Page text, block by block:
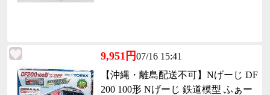
9,951円07/16 15:41
【沖縄・離島配送不可】Nげーじ DF
200 100形 Nげーじ 鉄道模型 ふぁー